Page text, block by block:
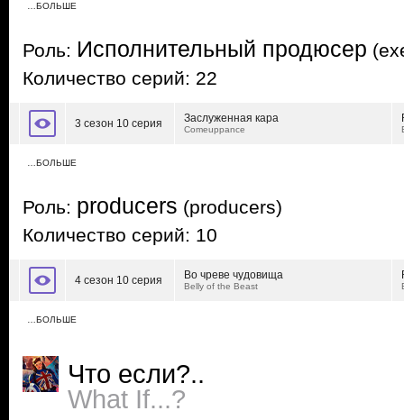
…БОЛЬШЕ
Роль: Исполнительный продюсер
Количество серий: 22
3 сезон 10 серия Заслуженная кара
Comeuppance
…БОЛЬШЕ
Роль: producers (producers)
Количество серий: 10
4 сезон 10 серия Во чреве чудовища
Belly of the Beast
…БОЛЬШЕ
Что если?..
What If...?